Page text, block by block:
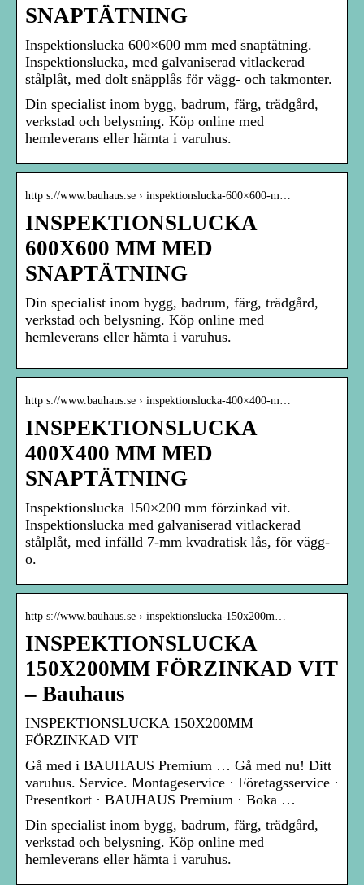
SNAPTÄTNING
Inspektionslucka 600×600 mm med snaptätning.
Inspektionslucka, med galvaniserad vitlackerad
stålplåt, med dolt snäpplås för vägg- och takmonter.
Din specialist inom bygg, badrum, färg, trädgård,
verkstad och belysning. Köp online med
hemleverans eller hämta i varuhus.
http s://www.bauhaus.se › inspektionslucka-600×600-m…
INSPEKTIONSLUCKA
600X600 MM MED
SNAPTÄTNING
Din specialist inom bygg, badrum, färg, trädgård,
verkstad och belysning. Köp online med
hemleverans eller hämta i varuhus.
http s://www.bauhaus.se › inspektionslucka-400×400-m…
INSPEKTIONSLUCKA
400X400 MM MED
SNAPTÄTNING
Inspektionslucka 150×200 mm förzinkad vit.
Inspektionslucka med galvaniserad vitlackerad
stålplåt, med infälld 7-mm kvadratisk lås, för vägg-
o.
http s://www.bauhaus.se › inspektionslucka-150x200m…
INSPEKTIONSLUCKA
150X200MM FÖRZINKAD VIT
– Bauhaus
INSPEKTIONSLUCKA 150X200MM
FÖRZINKAD VIT
Gå med i BAUHAUS Premium … Gå med nu! Ditt
varuhus. Service. Montageservice · Företagsservice ·
Presentkort · BAUHAUS Premium · Boka …
Din specialist inom bygg, badrum, färg, trädgård,
verkstad och belysning. Köp online med
hemleverans eller hämta i varuhus.